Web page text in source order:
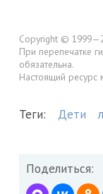
Copyright ©
При перепечатке
обязательна.
Настоящий ресурс
Теги: Дети
Поделиться: